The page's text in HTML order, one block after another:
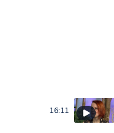
16:11